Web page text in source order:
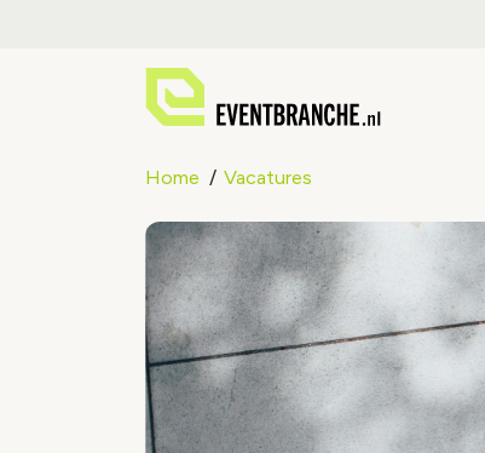
Home Vacatures